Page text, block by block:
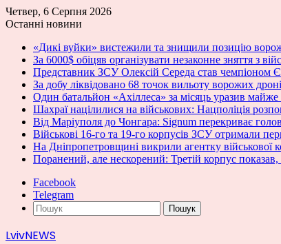
Четвер, 6 Серпня 2026
Останні новини
«Дикі вуйки» вистежили та знищили позицію
За 6000$ обіцяв організувати незаконне зняття з
Представник ЗСУ Олексій Середа став чемпіоном
За добу ліквідовано 68 точок вильоту ворожих
Один батальйон «Ахіллеса» за місяць уразив майже
Шахраї націлилися на військових: Нацполіція
Від Маріуполя до Чонгара: Signum перекриває
Військові 16-го та 19-го корпусів ЗСУ отримали
На Дніпропетровщині викрили агентку військової
Поранений, але нескорений: Третій корпус
Facebook
Telegram
Пошук
LvivNEWS